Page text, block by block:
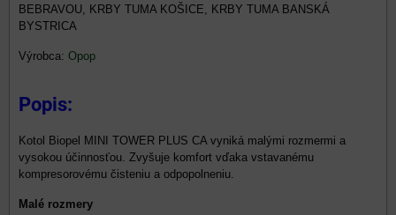
BEBRAVOU, KRBY TUMA KOŠICE, KRBY TUMA BANSKÁ
BYSTRICA
Výrobca: Opop
Popis:
Kotol Biopel MINI TOWER PLUS CA vyniká malými rozmermi a
vysokou účinnosťou. Zvyšuje komfort vďaka vstavanému
kompresorovému čisteniu a odpopolneniu.
Malé rozmery